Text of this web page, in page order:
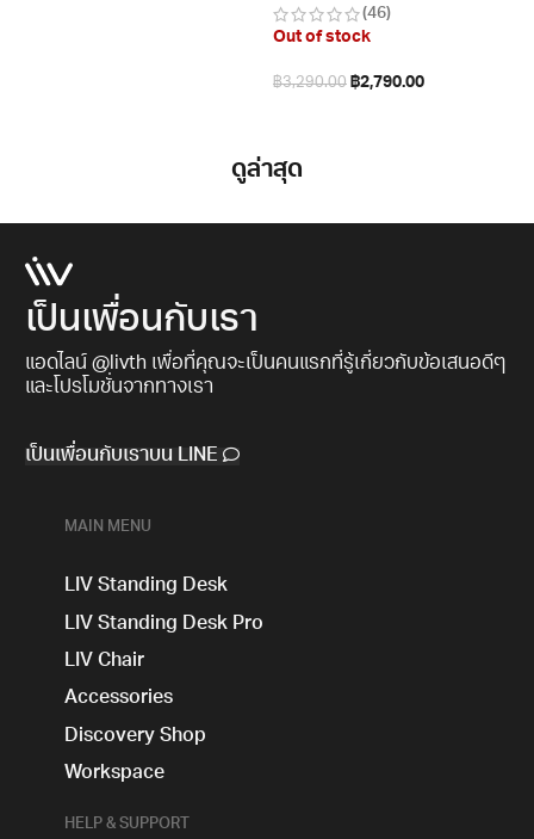
(46)
Out of stock
฿3,290.00 ฿2,790.00
ดูล่าสุด
เป็นเพื่อนกับเรา
แอดไลน์ @livth เพื่อที่คุณจะเป็นคนแรกที่รู้เกี่ยวกับข้อเสนอดีๆ
และโปรโมชั่นจากทางเรา​
เป็นเพื่อนกับเราบน LINE
MAIN MENU
LIV Standing Desk
LIV Standing Desk​ Pro
LIV Chair
Accessories
Discovery Shop
Workspace
HELP & SUPPORT